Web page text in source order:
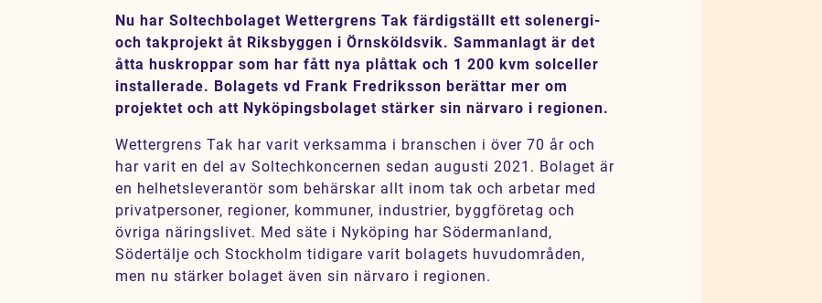
Jobb
Kontakt
SV EN
Nu har Soltechbolaget Wettergrens Tak färdigställt ett solenergi-
och takprojekt åt Riksbyggen i Örnsköldsvik. Sammanlagt är det
åtta huskroppar som har fått nya plåttak och 1 200 kvm solceller
installerade. Bolagets vd Frank Fredriksson berättar mer om
projektet och att Nyköpingsbolaget stärker sin närvaro i regionen.
Wettergrens Tak har varit verksamma i branschen i över 70 år och
har varit en del av Soltechkoncernen sedan augusti 2021. Bolaget är
en helhetsleverantör som behärskar allt inom tak och arbetar med
privatpersoner, regioner, kommuner, industrier, byggföretag och
övriga näringslivet. Med säte i Nyköping har Södermanland,
Södertälje och Stockholm tidigare varit bolagets huvudområden,
men nu stärker bolaget även sin närvaro i regionen.